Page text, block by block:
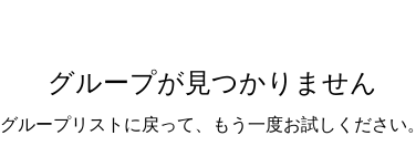
グループが見つかりません
グループリストに戻って、もう一度お試しください。